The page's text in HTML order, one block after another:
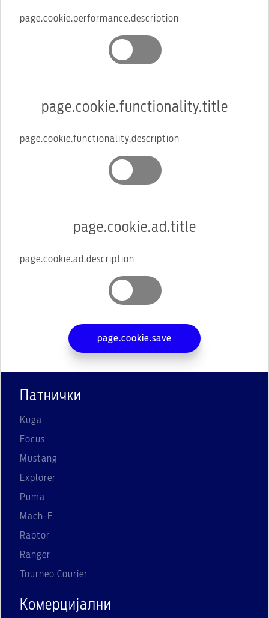
page.cookie.performance.description
page.cookie.functionality.title
page.cookie.functionality.description
page.cookie.ad.title
page.cookie.ad.description
page.cookie.save
Патнички
Kuga
Focus
Mustang
Explorer
Puma
Mach-E
Raptor
Ranger
Tourneo Courier
Комерцијални